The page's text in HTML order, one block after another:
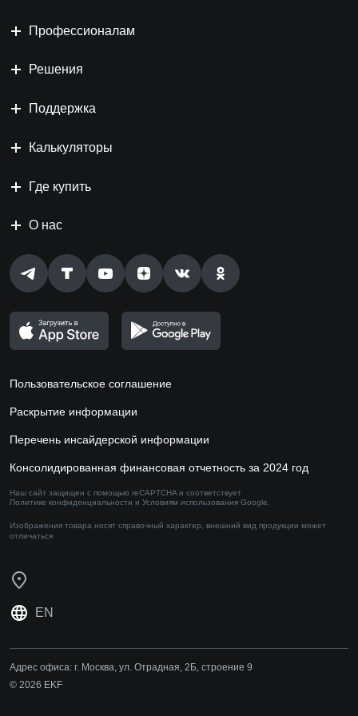
Профессионалам
Решения
Поддержка
Калькуляторы
Где купить
О нас
Пользовательское соглашение
Раскрытие информации
Перечень инсайдерской информации
Консолидированная финансовая отчетность за 2024 год
Наш сайт защищен с помощью reCAPTCHA и соответствует
Политике конфиденциальности и Условиям использования Google.
Изображения товара носят справочный характер, внешний вид продукции может
отличаться
EN
Адрес офиса: г. Москва, ул. Отрадная, 2Б, строение 9
© 2026 EKF